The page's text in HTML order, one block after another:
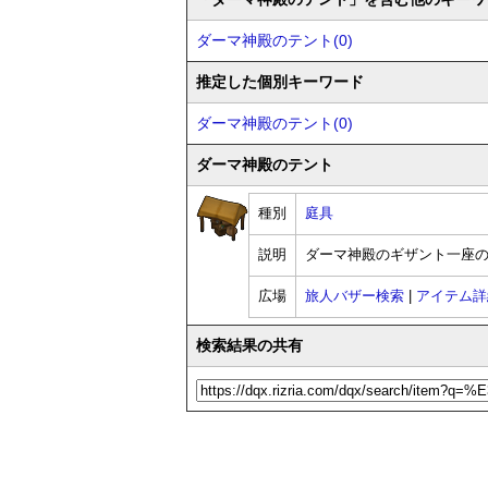
ダーマ神殿のテント(0)
推定した個別キーワード
ダーマ神殿のテント(0)
ダーマ神殿のテント
種別 庭具
説明 ダーマ神殿のギザント一座
広場 旅人バザー検索 アイテム詳
検索結果の共有